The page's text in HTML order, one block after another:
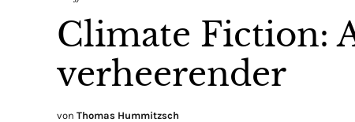
Climate Fiction:
verheerender
von Thomas Hummitzsch